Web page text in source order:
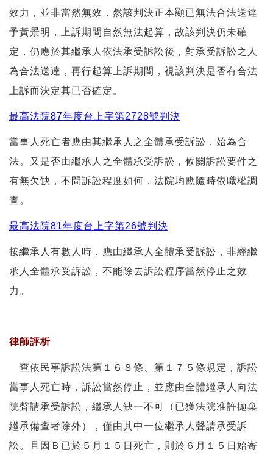
效力，並非當然無效，然該判決正本顯已無法合法送達
予黃景明，上訴期間自然無法起算，故該判決仍未確
定，仍應於其繼承人依法承受訴訟後，對承受訴訟之人
為合法送達，再行起算上訴期間，視該判決是否有合法
上訴而決定其已否確定。
最高法院87年度台上字第2728號判決
當事人死亡者應由其繼承人之全體承受訴訟，始為合
法。又是否由繼承人之全體承受訴訟，攸關訴訟要件之
有無欠缺，不問訴訟程度如何，法院均應隨時依職權調
查。
最高法院81年度台上字第26號判決
按繼承人有數人時，應由繼承人全體承受訴訟，非經繼
承人全體承受訴訟，不能除去訴訟程序當然停止之效
力。
律師評析
查依民事訴訟法第１６８條、第１７５條規定，訴訟
當事人死亡時，訴訟當然停止，並應由全體繼承人向法
院聲請承受訴訟，繼承人缺一不可（已獲法院准許拋棄
繼承備查者除外），僅由其中一位繼承人聲請承受訴
訟。且因Ｂ已於５月１５日死亡，則於６月１５日始寄